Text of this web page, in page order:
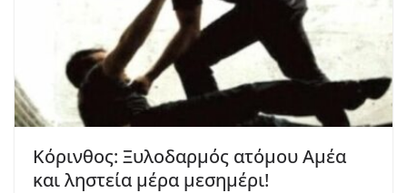
Κόρινθος: Ξυλοδαρμός ατόμου Αμέα
και ληστεία μέρα μεσημέρι!